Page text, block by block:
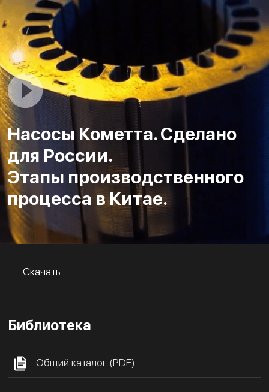
Насосы Кометта. Сделано
для России.
Этапы производственного
процесса в Китае.
Скачать
Библиотека
Общий каталог (PDF)